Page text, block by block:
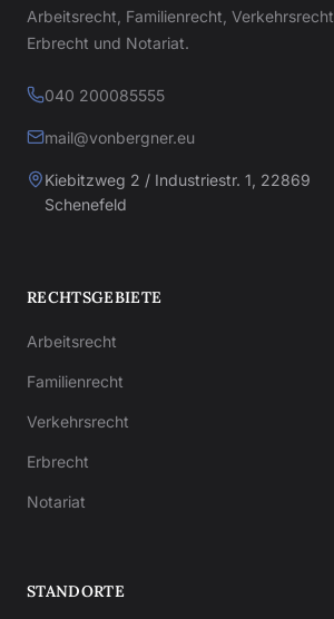
Arbeitsrecht, Familienrecht, Verkehrsrecht,
Erbrecht und Notariat.
040 200085555
mail@vonbergner.eu
Kiebitzweg 2 / Industriestr. 1, 22869
Schenefeld
RECHTSGEBIETE
Arbeitsrecht
Familienrecht
Verkehrsrecht
Erbrecht
Notariat
STANDORTE